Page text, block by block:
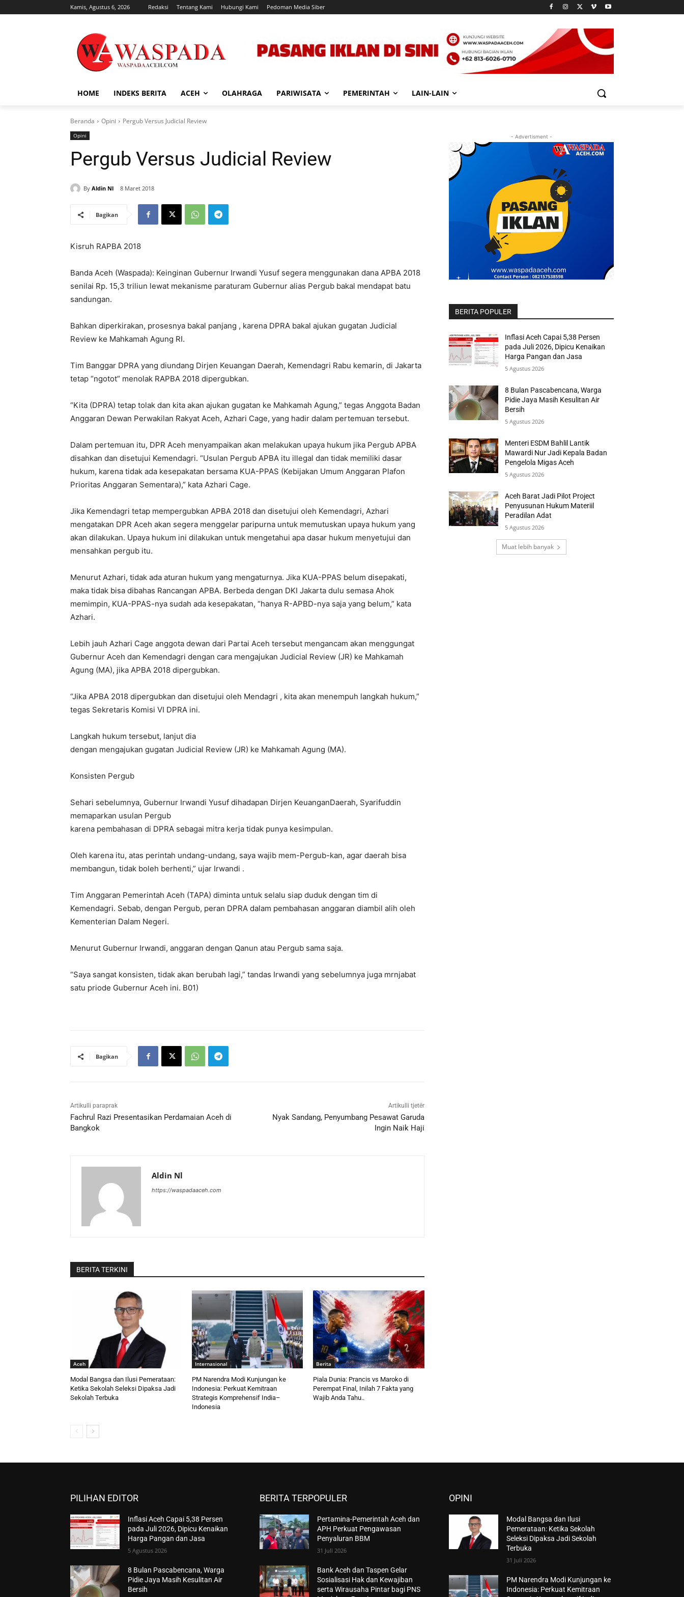
Kamis, Agustus 6, 2026 Redaksi Tentang Kami Hubungi Kami Pedoman Media Siber
HOME INDEKS BERITA ACEH OLAHRAGA PARIWISATA PEMERINTAH LAIN-LAIN
Beranda Opini Pergub Versus Judicial Review
Opini
Pergub Versus Judicial Review
By Aldin Nl 8 Maret 2018
Bagikan
Kisruh RAPBA 2018
Banda Aceh (Waspada): Keinginan Gubernur Irwandi Yusuf segera menggunakan dana APBA 2018
senilai Rp. 15,3 triliun lewat mekanisme paraturam Gubernur alias Pergub bakal mendapat batu
sandungan.
Bahkan diperkirakan, prosesnya bakal panjang , karena DPRA bakal ajukan gugatan Judicial
Review ke Mahkamah Agung RI.
Tim Banggar DPRA yang diundang Dirjen Keuangan Daerah, Kemendagri Rabu kemarin, di Jakarta
tetap “ngotot” menolak RAPBA 2018 dipergubkan.
“Kita (DPRA) tetap tolak dan kita akan ajukan gugatan ke Mahkamah Agung,” tegas Anggota Badan
Anggaran Dewan Perwakilan Rakyat Aceh, Azhari Cage, yang hadir dalam pertemuan tersebut.
Dalam pertemuan itu, DPR Aceh menyampaikan akan melakukan upaya hukum jika Pergub APBA
disahkan dan disetujui Kemendagri. “Usulan Pergub APBA itu illegal dan tidak memiliki dasar
hukum, karena tidak ada kesepakatan bersama KUA-PPAS (Kebijakan Umum Anggaran Plafon
Prioritas Anggaran Sementara),” kata Azhari Cage.
Jika Kemendagri tetap mempergubkan APBA 2018 dan disetujui oleh Kemendagri, Azhari
mengatakan DPR Aceh akan segera menggelar paripurna untuk memutuskan upaya hukum yang
akan dilakukan. Upaya hukum ini dilakukan untuk mengetahui apa dasar hukum menyetujui dan
mensahkan pergub itu.
Menurut Azhari, tidak ada aturan hukum yang mengaturnya. Jika KUA-PPAS belum disepakati,
maka tidak bisa dibahas Rancangan APBA. Berbeda dengan DKI Jakarta dulu semasa Ahok
memimpin, KUA-PPAS-nya sudah ada kesepakatan, “hanya R-APBD-nya saja yang belum,” kata
Azhari.
Lebih jauh Azhari Cage anggota dewan dari Partai Aceh tersebut mengancam akan menggungat
Gubernur Aceh dan Kemendagri dengan cara mengajukan Judicial Review (JR) ke Mahkamah
Agung (MA), jika APBA 2018 dipergubkan.
“Jika APBA 2018 dipergubkan dan disetujui oleh Mendagri , kita akan menempuh langkah hukum,”
tegas Sekretaris Komisi VI DPRA ini.
Langkah hukum tersebut, lanjut dia
dengan mengajukan gugatan Judicial Review (JR) ke Mahkamah Agung (MA).
Konsisten Pergub
Sehari sebelumnya, Gubernur Irwandi Yusuf dihadapan Dirjen KeuanganDaerah, Syarifuddin
memaparkan usulan Pergub
karena pembahasan di DPRA sebagai mitra kerja tidak punya kesimpulan.
Oleh karena itu, atas perintah undang-undang, saya wajib mem-Pergub-kan, agar daerah bisa
membangun, tidak boleh berhenti,” ujar Irwandi .
Tim Anggaran Pemerintah Aceh (TAPA) diminta untuk selalu siap duduk dengan tim di
Kemendagri. Sebab, dengan Pergub, peran DPRA dalam pembahasan anggaran diambil alih oleh
Kementerian Dalam Negeri.
Menurut Gubernur Irwandi, anggaran dengan Qanun atau Pergub sama saja.
“Saya sangat konsisten, tidak akan berubah lagi,” tandas Irwandi yang sebelumnya juga mrnjabat
satu priode Gubernur Aceh ini. B01)
Bagikan
Artikulli paraprak
Fachrul Razi Presentasikan Perdamaian Aceh di
Bangkok
Artikulli tjetër
Nyak Sandang, Penyumbang Pesawat Garuda
Ingin Naik Haji
Aldin Nl
https://waspadaaceh.com
BERITA TERKINI
Aceh
Modal Bangsa dan Ilusi Pemerataan:
Ketika Sekolah Seleksi Dipaksa Jadi
Sekolah Terbuka
Internasional
PM Narendra Modi Kunjungan ke
Indonesia: Perkuat Kemitraan
Strategis Komprehensif India–
Indonesia
Berita
Piala Dunia: Prancis vs Maroko di
Perempat Final, Inilah 7 Fakta yang
Wajib Anda Tahu..
- Advertisment -
BERITA POPULER
Inflasi Aceh Capai 5,38 Persen
pada Juli 2026, Dipicu Kenaikan
Harga Pangan dan Jasa
5 Agustus 2026
8 Bulan Pascabencana, Warga
Pidie Jaya Masih Kesulitan Air
Bersih
5 Agustus 2026
Menteri ESDM Bahlil Lantik
Mawardi Nur Jadi Kepala Badan
Pengelola Migas Aceh
5 Agustus 2026
Aceh Barat Jadi Pilot Project
Penyusunan Hukum Materiil
Peradilan Adat
5 Agustus 2026
Muat lebih banyak
PILIHAN EDITOR
Inflasi Aceh Capai 5,38 Persen
pada Juli 2026, Dipicu Kenaikan
Harga Pangan dan Jasa
5 Agustus 2026
8 Bulan Pascabencana, Warga
Pidie Jaya Masih Kesulitan Air
Bersih
BERITA TERPOPULER
Pertamina-Pemerintah Aceh dan
APH Perkuat Pengawasan
Penyaluran BBM
31 Juli 2026
Bank Aceh dan Taspen Gelar
Sosialisasi Hak dan Kewajiban
serta Wirausaha Pintar bagi PNS
OPINI
Modal Bangsa dan Ilusi
Pemerataan: Ketika Sekolah
Seleksi Dipaksa Jadi Sekolah
Terbuka
31 Juli 2026
PM Narendra Modi Kunjungan ke
Indonesia: Perkuat Kemitraan